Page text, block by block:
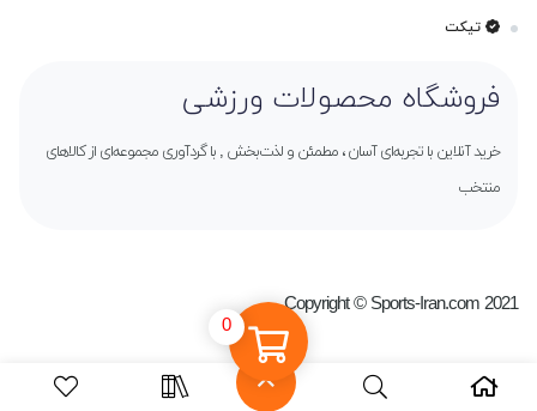
تیکت
فروشگاه محصولات ورزشی
خرید آنلاین با تجربه‌ای آسان ، مطمئن و لذت‌بخش , با گردآوری مجموعه‌ای از کالاهای
منتخب
Copyright © Sports-Iran.com 2021
0